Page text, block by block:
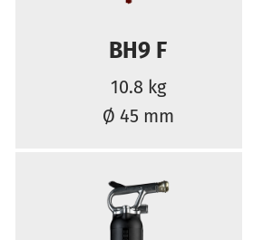
BH9 F
10.8 kg
Ø 45 mm